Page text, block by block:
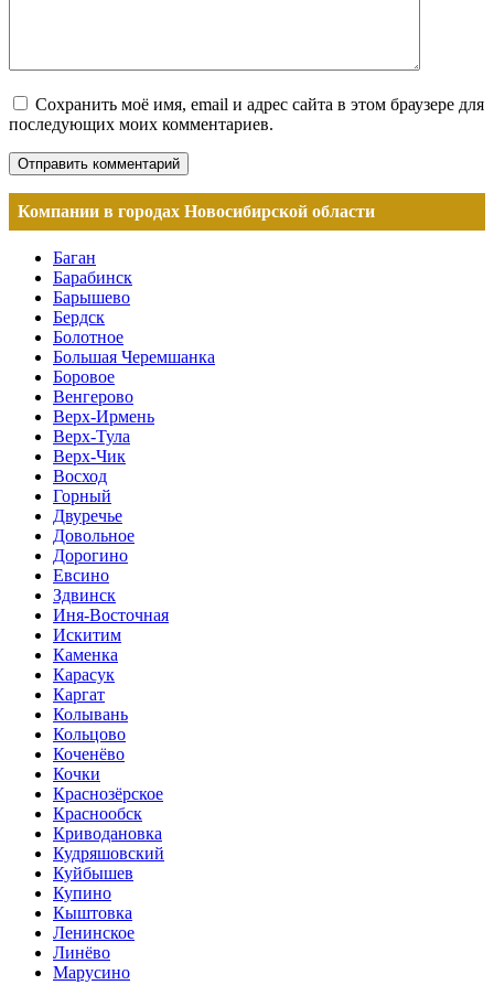
Сохранить моё имя, email и адрес сайта в этом браузере для
последующих моих комментариев.
Компании в городах Новосибирской области
Баган
Барабинск
Барышево
Бердск
Болотное
Большая Черемшанка
Боровое
Венгерово
Верх-Ирмень
Верх-Тула
Верх-Чик
Восход
Горный
Двуречье
Довольное
Дорогино
Евсино
Здвинск
Иня-Восточная
Искитим
Каменка
Карасук
Каргат
Колывань
Кольцово
Коченёво
Кочки
Краснозёрское
Краснообск
Криводановка
Кудряшовский
Куйбышев
Купино
Кыштовка
Ленинское
Линёво
Марусино